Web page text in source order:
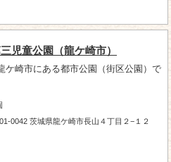
児童公園（龍ケ崎市）
ケ崎市にある都市公園（街区公園）で
0042 茨城県龍ケ崎市長山４丁目２−１２